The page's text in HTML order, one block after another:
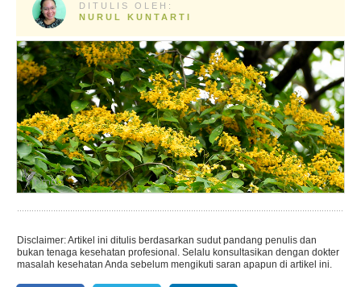
DITULIS OLEH:
NURUL KUNTARTI
Disclaimer: Artikel ini ditulis berdasarkan sudut pandang penulis dan
bukan tenaga kesehatan profesional. Selalu konsultasikan dengan dokter
masalah kesehatan Anda sebelum mengikuti saran apapun di artikel ini.